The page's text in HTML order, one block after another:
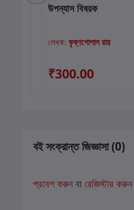
কার্টে যোগ করুন
উপন্যাস বিষয়ক
লেখক: কৃষ্ণগোপাল রায়
₹300.00
বই সংক্রান্ত জিজ্ঞাসা (0)
প্রবেশ করুন বা রেজিস্টার করুন